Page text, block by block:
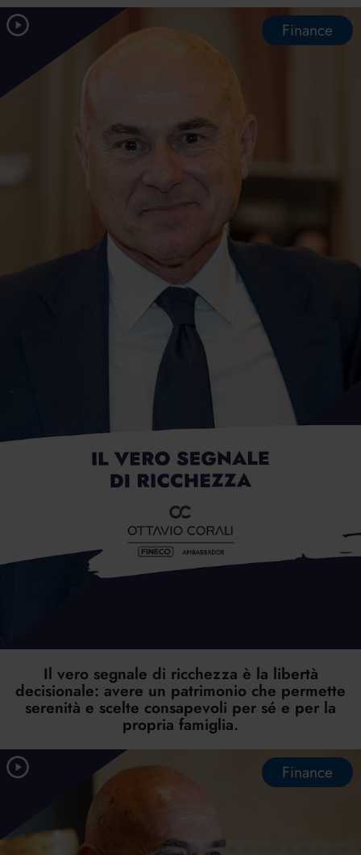
Finance
Il vero segnale di ricchezza è la libertà
decisionale: avere un patrimonio che permette
serenità e scelte consapevoli per sé e per la
propria famiglia.
Finance